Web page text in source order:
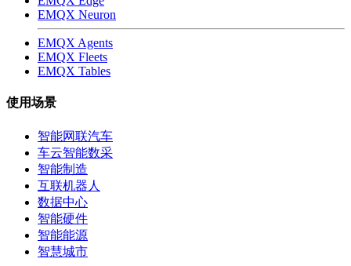
EMQX Neuron
EMQX Agents
EMQX Fleets
EMQX Tables
使用场景
智能网联汽车
车云智能数采
智能制造
互联机器人
数据中心
智能硬件
智能能源
智慧城市